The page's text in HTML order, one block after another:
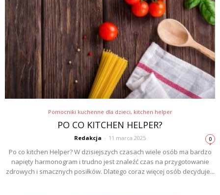
Pomocniki kuchenne dla dzieci, kitchen helper
PO CO KITCHEN HELPER?
Redakcja - 11 marca 2025 0
Po co kitchen Helper? W dzisiejszych czasach wiele osób ma bardzo
napięty harmonogram i trudno jest znaleźć czas na przygotowanie
zdrowych i smacznych posiłków. Dlatego coraz więcej osób decyduje...